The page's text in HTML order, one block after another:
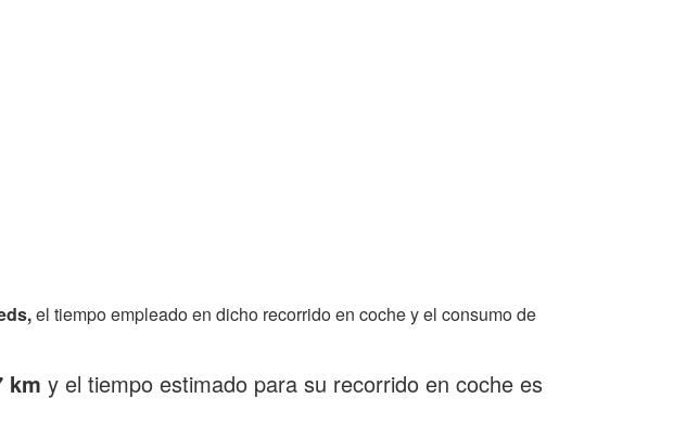
el tiempo empleado en dicho recorrido en coche y el consumo de
km y el tiempo estimado para su recorrido en coche es